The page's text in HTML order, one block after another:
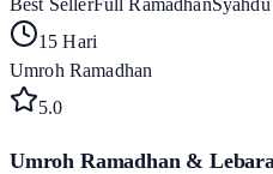
15 Hari
Umroh Ramadhan
5.0
Umroh Ramadhan &